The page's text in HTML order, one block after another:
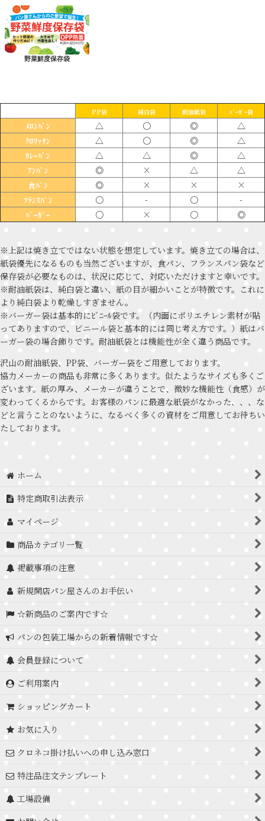
野菜鮮度保存袋
PP袋 純白袋 耐油紙袋 ﾊﾞｰｶﾞｰ袋
ﾒﾛﾝﾊﾟﾝ △ 〇 ◎ △
ｸﾛﾜｯｻﾝ △ 〇 ◎ △
ｶﾚｰﾊﾟﾝ △ △ ◎ △
ｱﾝﾊﾟﾝ ◎ × △ △
食ﾊﾟﾝ ◎ × × ×
ﾌﾗﾝｽﾊﾟﾝ 〇 - 〇 -
ﾊﾞｰｶﾞｰ 〇 × 〇 ◎
※上記は焼き立てではない状態を想定しています。焼き立ての場合は、
紙袋優先になるものも当然ございますが、食パン、フランスパン袋など
保存袋が必要なものは、状況に応じて、対応いただけますと幸いです。
※耐油紙袋は、純白袋と違い、紙の目が細かいことが特徴です。これに
より純白袋より乾燥しすぎません。
※バーガー袋は基本的にﾋﾞﾆｰﾙ袋です。（内面にポリエチレン素材が貼
ってありますので、ビニール袋と基本的には同じ考え方です。）紙はバ
ーガー袋の場合飾りです。耐油紙袋とは機能性が全く違う商品です。
沢山の耐油紙袋、PP袋、バーガー袋をご用意しております。
協力メーカーの商品も非常に多くあります。似たようなサイズも多くご
ざいます。紙の厚み、メーカーが違うことで、微妙な機能性（食感）が
変わってくるからです。お客様のパンに最適な紙袋がなかった、、、な
どと言うことのないように、なるべく多くの資材をご用意してお待ちい
たしております。
ホーム
特定商取引法表示
マイページ
商品カテゴリ一覧
掲載事項の注意
新規開店パン屋さんのお手伝い
☆新商品のご案内です☆
パンの包装工場からの新着情報です☆
会員登録について
ご利用案内
ショッピングカート
お気に入り
クロネコ掛け払いへの申し込み窓口
特注品注文テンプレート
工場設備